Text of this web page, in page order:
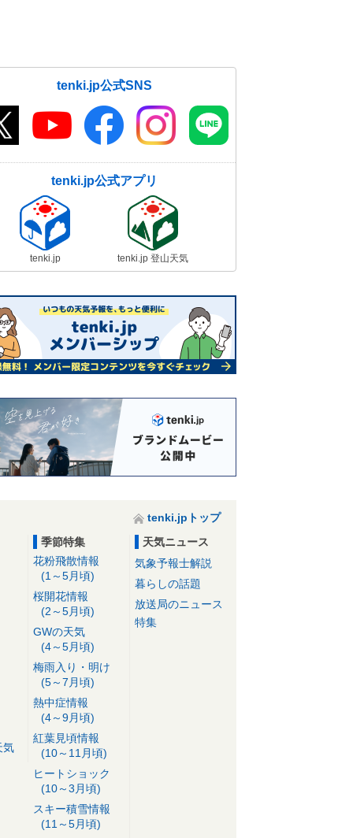
tenki.jp公式SNS
tenki.jp公式アプリ
tenki.jp tenki.jp 登山天気
tenki.jpトップ
気
季節特集
花粉飛散情報
(1～5月頃)
桜開花情報
(2～5月頃)
GWの天気
(4～5月頃)
梅雨入り・明け
(5～7月頃)
熱中症情報
(4～9月頃)
紅葉見頃情報
(10～11月頃)
ヒートショック
(10～3月頃)
スキー積雪情報
(11～5月頃)
天気ニュース
気象予報士解説
暮らしの話題
放送局のニュース
特集